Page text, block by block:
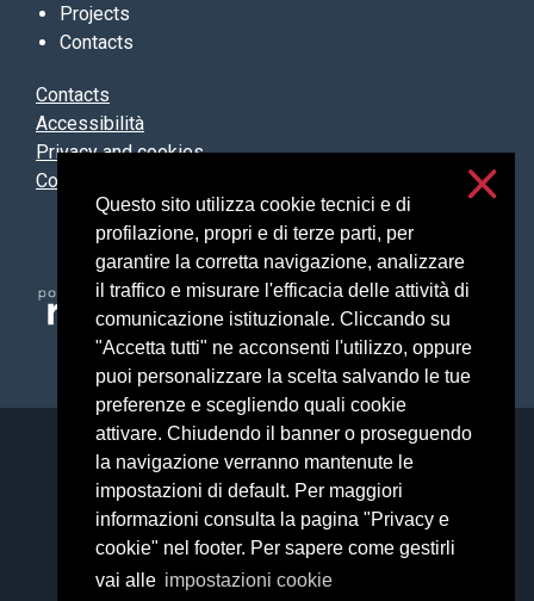
Questo sito utilizza cookie tecnici e di
profilazione, propri e di terze parti, per
garantire la corretta navigazione, analizzare
il traffico e misurare l'efficacia delle attività di
comunicazione istituzionale. Cliccando su
"Accetta tutti" ne acconsenti l'utilizzo, oppure
puoi personalizzare la scelta salvando le tue
preferenze e scegliendo quali cookie
attivare. Chiudendo il banner o proseguendo
la navigazione verranno mantenute le
impostazioni di default. Per maggiori
informazioni consulta la pagina "Privacy e
cookie" nel footer. Per sapere come gestirli
vai alle impostazioni cookie
Projects
Contacts
Contacts
Accessibilità
Privacy and cookies
Cookie settings
Università degli Studi di Milano
Via Festa del Perdono, 7 - 20122 Milano
Posta Elettronica Certificata